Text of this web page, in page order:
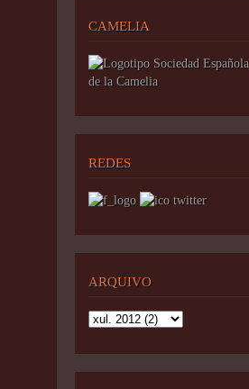
CAMELIA
REDES
ARQUIVO